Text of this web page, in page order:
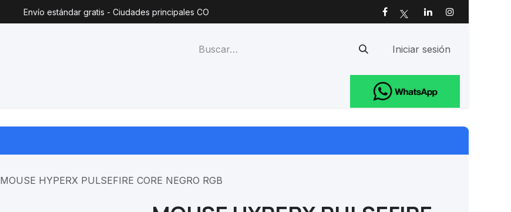
Envío estándar gratis - Ciudades principales CO
Iniciar sesión
MOUSE HYPERX PULSEFIRE CORE NEGRO RGB